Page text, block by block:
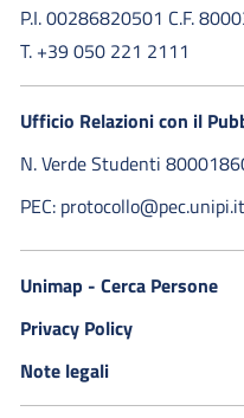
P.I. 00286820501 C.F.
T. +39 050 221 2111
Ufficio Relazioni con il
N. Verde Studenti
PEC: protocollo@pec.unipi.it
Unimap - Cerca Persone
Privacy Policy
Note legali